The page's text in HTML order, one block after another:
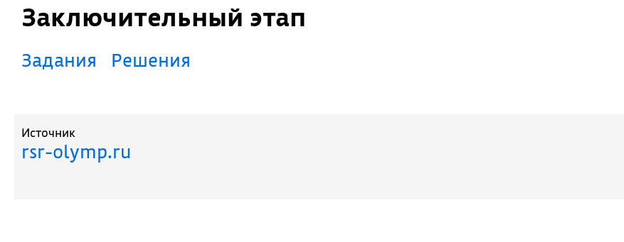
Заключительный этап
Задания Решения
Источник
rsr-olymp.ru